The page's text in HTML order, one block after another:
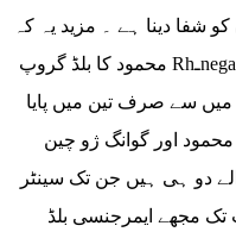
شفا دینا ہے ۔ مزید یہ کہ
محمود کا بلڈ گروپ Rhـnegative ہے، جسے چین میں ''پانڈا بلڈ'' کہا
میں سے صرف تین میں پایا
اور گوانگ ژو چین
والے دو ہی ہیں جن تک سینٹر
مجھے ایمرجنسی بلڈ